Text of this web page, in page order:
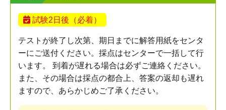
試験2日後（必着）
テストが終了し次第、期日までに解答用紙をセンタ
ーにご送付ください。採点はセンターで一括して行
います。 到着が遅れる場合は必ずご連絡ください。
また、その場合は採点の都合上、答案の返却も遅れ
ますので、あらかじめご了承ください。